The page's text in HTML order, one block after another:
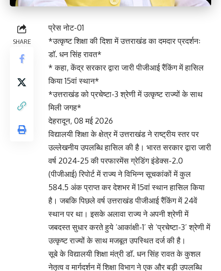
SHARE
प्रेस नोट-01
*उत्कृष्ट शिक्षा की दिशा में उत्तराखंड का दमदार प्रदर्शनः
डाॅ. धन सिंह रावत*
* कहा, केंद्र सरकार द्वारा जारी पीजीआई रैंकिंग में हासिल
किया 15वां स्थान*
*उत्तराखंड को प्रचेष्टा-3 श्रेणी में उत्कृष्ट राज्यों के साथ
मिली जगह*
देहरादून, 08 मई 2026
विद्यालयी शिक्षा के क्षेत्र में उत्तराखंड ने राष्ट्रीय स्तर पर
उल्लेखनीय उपलब्धि हासिल की है। भारत सरकार द्वारा जारी
वर्ष 2024-25 की परफारमेंस ग्रेडिंग इंडेक्स-2.0
(पीजीआई) रिपोर्ट में राज्य ने विभिन्न सूचकांकों में कुल
584.5 अंक प्राप्त कर देशभर में 15वां स्थान हासिल किया
है। जबकि पिछले वर्ष उत्तराखंड पीजीआई रैंकिंग में 24वें
स्थान पर था। इसके अलावा राज्य ने अपनी श्रेणी में
जबदस्त सुधार करते हुये ‘आकांक्षी-1’ से ‘प्रचेष्टा-3’ श्रेणी में
उत्कृष्ट राज्यों के साथ मजबूत उपस्थित दर्ज की है।
सूबे के विद्यालयी शिक्षा मंत्री डाॅ. धन सिंह रावत के कुशल
नेतृत्व व मार्गदर्शन में शिक्षा विभाग ने एक और बड़ी उपलब्धि